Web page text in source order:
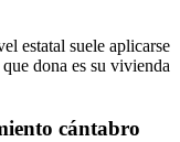
estatal suele aplicarse
dona es su vivienda
cántabro